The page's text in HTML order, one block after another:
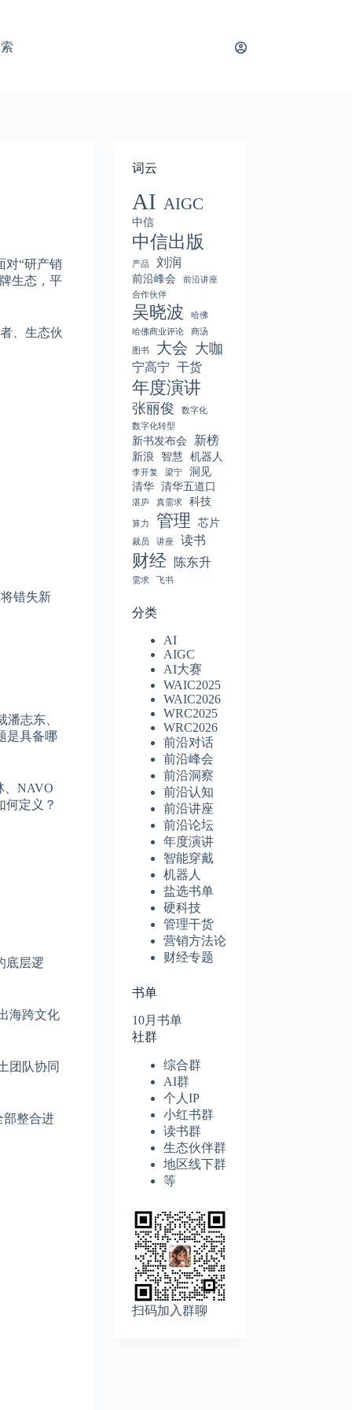
对“研产销
生态，平
、生态伙
错失新
志东、
是具备哪
、NAVO
何定义？
底层逻
海跨文化
团队协同
部整合进
词云
AI AIGC
中信
中信出版
产品 刘润
前沿峰会
前沿讲座
合作伙伴
吴晓波
哈佛
哈佛商业评论
商汤
图书 大会 大咖
宁高宁 干货
年度演讲
张丽俊
数字化
数字化转型
新书发布会 新榜
新浪 智慧 机器人
李开复 梁宁
洞见
清华
清华五道口
湛庐 真需求 科技
算力 管理 芯片
裁员 讲座 读书
财经 陈东升
需求 飞书
分类
AI
AIGC
AI大赛
WAIC2025
WAIC2026
WRC2025
WRC2026
前沿对话
前沿峰会
前沿洞察
前沿认知
前沿讲座
前沿论坛
年度演讲
智能穿戴
机器人
盐选书单
硬科技
管理干货
营销方法论
财经专题
书单
10月书单
社群
综合群
AI群
个人IP
小红书群
读书群
生态伙伴群
地区线下群
等
扫码加入群聊